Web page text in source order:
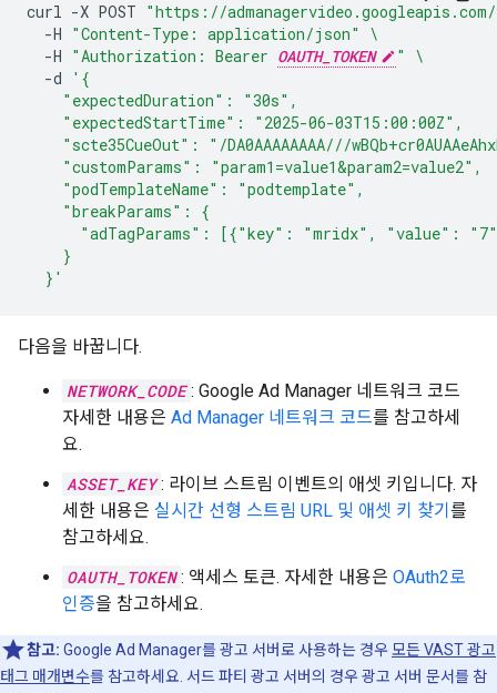
curl -X POST "https://
-H "Content-Type: application/json"
\
-H "Authorization: Bearer OAUTH_TOKEN "
\
-d
'{
    "expectedDuration": "30s",
    "expectedStartTime": "2025-06-03T15:00:00Z",
"scte35CueOut": "/DA0AAAAAAAA///
    "customParams": "param1=value1&param2=value2",
    "podTemplateName": "podtemplate",
    "breakParams": {
"adTagParams": [{"key": "mridx", "value":
    }
  }'
다음을 바꿉니다.
NETWORK_CODE : Google Ad Manager 네트워크 코드
자세한 내용은 Ad Manager 네트워크 코드를 참고하세
요.
ASSET_KEY : 라이브 스트림 이벤트의 애셋 키입니다. 자
세한 내용은 실시간 선형 스트림 URL 및 애셋 키 찾기 를
참고하세요.
OAUTH_TOKEN : 액세스 토큰. 자세한 내용은 OAuth2로
인증을 참고하세요.
참고: Google Ad Manager를 광고 서버로 사용하는 경우모든 VAST 광고
태그 매개변수를 참고하세요. 서드 파티 광고 서버의 경우 광고 서버 문서를 참